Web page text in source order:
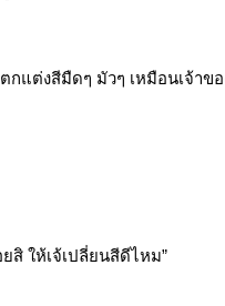
แต่งสีมืดๆ มัวๆ เหมือนเจ้าข
สิ ให้เจ้เปลี่ยนสีดีไหม”